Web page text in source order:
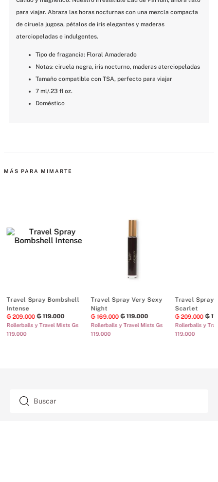
para viajar. Abraza las horas nocturnas con una mezcla compacta
de ciruela jugosa, pétalos de iris elegantes y maderas
aterciopeladas e indulgentes.
Tipo de fragancia: Floral Amaderado
Notas: ciruela negra, iris nocturno, maderas aterciopeladas
Tamaño compatible con TSA, perfecto para viajar
7 ml/.23 fl oz.
Doméstico
MÁS PARA MIMARTE
Travel Spray Bombshell
Intense
₲ 209.000 ₲ 119.000
Rollerballs y Travel Mists Gs
119.000
Travel Spray Very Sexy
Night
₲ 169.000 ₲ 119.000
Rollerballs y Travel Mists Gs
119.000
Travel Spray
Scarlet
₲ 209.000 ₲
Rollerballs y
119.000